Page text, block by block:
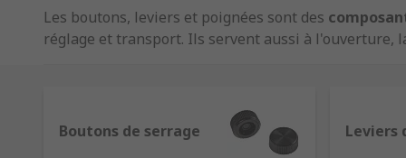
Les boutons, leviers et poignées sont des
réglage et transport. Ils servent aussi à l'ouverture,
Boutons et leviers de serrage
Les boutons et leviers de serrage, ou manettes
Boutons de serrage Leviers